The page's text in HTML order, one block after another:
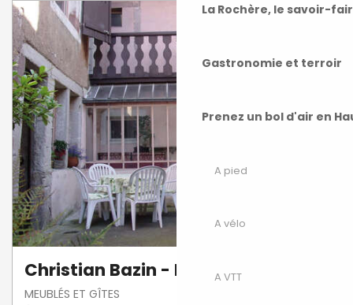
La Rochère, le savoir-
Gastronomie et terroir
Prenez un bol d'air en
A pied
A vélo
A VTT
Christian Bazin - F2
MEUBLÉS ET GÎTES